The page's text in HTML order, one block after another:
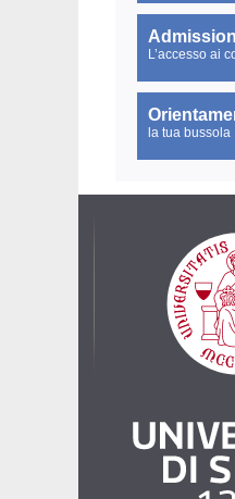
L’accesso ai
la tua bussola